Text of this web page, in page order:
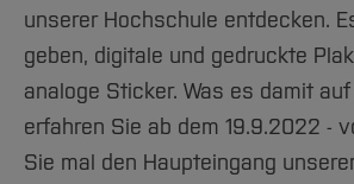
unserer Hochschule entdecken.
geben, digitale und gedruckte
analoge Sticker. Was es damit
erfahren Sie ab dem 19.9.2022 -
Sie mal den Haupteingang